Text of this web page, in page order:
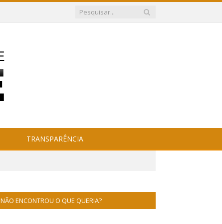
TRANSPARÊNCIA
NÃO ENCONTROU O QUE QUERIA?